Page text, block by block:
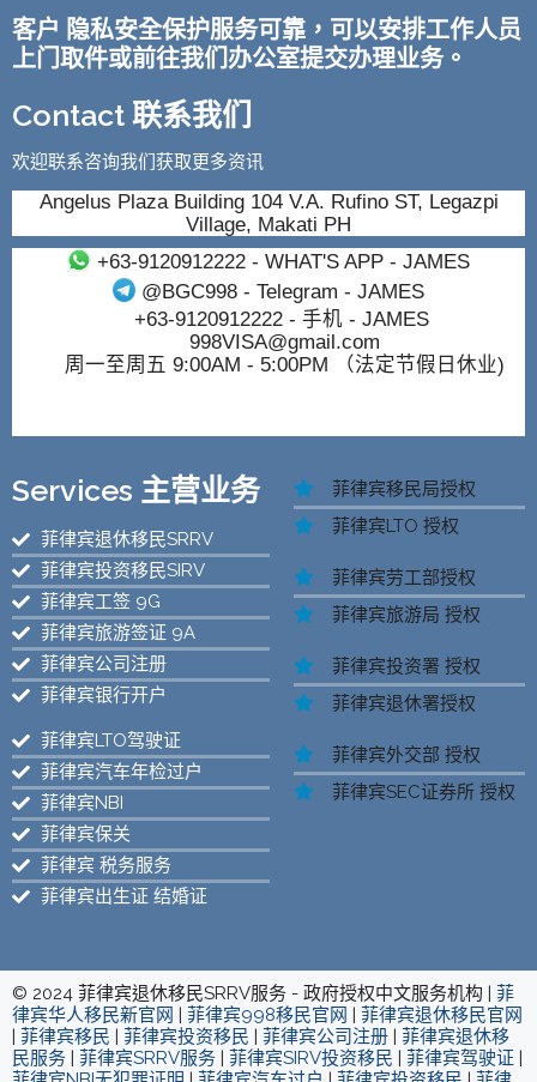
客户 隐私安全保护服务可靠，可以安排工作人员
上门取件或前往我们办公室提交办理业务。
Contact 联系我们
欢迎联系咨询我们获取更多资讯
Angelus Plaza Building 104 V.A. Rufino ST, Legazpi
Village, Makati PH
+63-9120912222- WHAT'S APP - JAMES
@BGC998 - Telegram - JAMES
+63-9120912222- 手机 - JAMES
998VISA@gmail.com
周一至周五 9:00AM - 5:00PM （法定节假日休业)
Services 主营业务
菲律宾退休移民SRRV
菲律宾投资移民SIRV
菲律宾工签 9G
菲律宾旅游签证 9A
菲律宾公司注册
菲律宾银行开户
菲律宾LTO驾驶证
菲律宾汽车年检过户
菲律宾NBI
菲律宾保关
菲律宾 税务服务
菲律宾出生证 结婚证
菲律宾移民局授权
菲律宾LTO 授权
菲律宾劳工部授权
菲律宾旅游局 授权
菲律宾投资署 授权
菲律宾退休署授权
菲律宾外交部 授权
菲律宾SEC证券所 授权
© 2024 菲律宾退休移民SRRV服务 - 政府授权中文服务机构 | 菲
律宾华人移民新官网 | 菲律宾998移民官网 | 菲律宾退休移民官网
| 菲律宾移民 | 菲律宾投资移民 | 菲律宾公司注册 | 菲律宾退休移
民服务 | 菲律宾SRRV服务 | 菲律宾SIRV投资移民 | 菲律宾驾驶证 |